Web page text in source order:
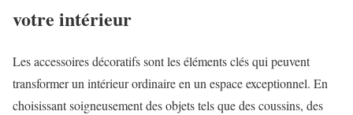
votre intérieur
Les accessoires décoratifs sont les éléments clés qui peuvent
transformer un intérieur ordinaire en un espace exceptionnel. En
choisissant soigneusement des objets tels que des coussins, des